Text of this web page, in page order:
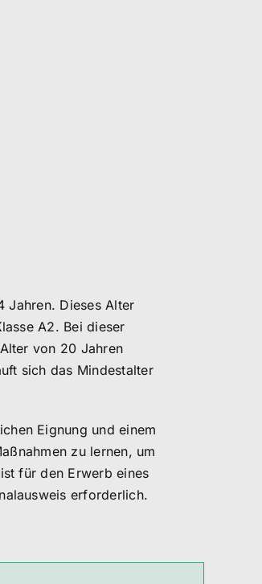
Jahren. Dieses Alter
A2. Bei dieser
von 20 Jahren
sich das Mindestalter
Eignung und einem
zu lernen, um
für den Erwerb eines
erforderlich.